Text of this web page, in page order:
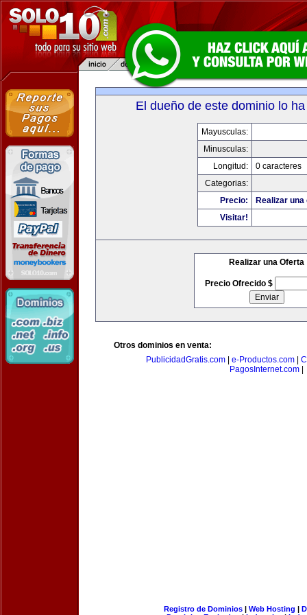
El dueño de este dominio lo
Mayusculas:
Minusculas:
Longitud:
0 caracteres
Categorias:
Precio:
Realizar
Visitar!
Realizar una Oferta
Precio Ofrecido $
Otros dominios en venta:
PublicidadGratis.com
e-Productos.com
PagosInternet.com
Registro de Dominios| Web Hosting |